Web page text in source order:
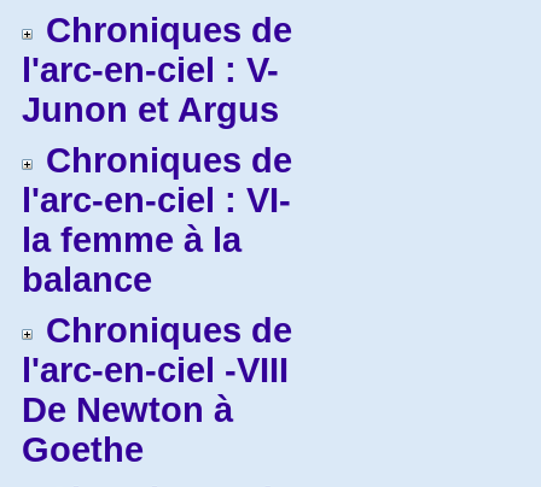
Chroniques de
l'arc-en-ciel : V-
Junon et Argus
Chroniques de
l'arc-en-ciel : VI-
la femme à la
balance
Chroniques de
l'arc-en-ciel -VIII
De Newton à
Goethe